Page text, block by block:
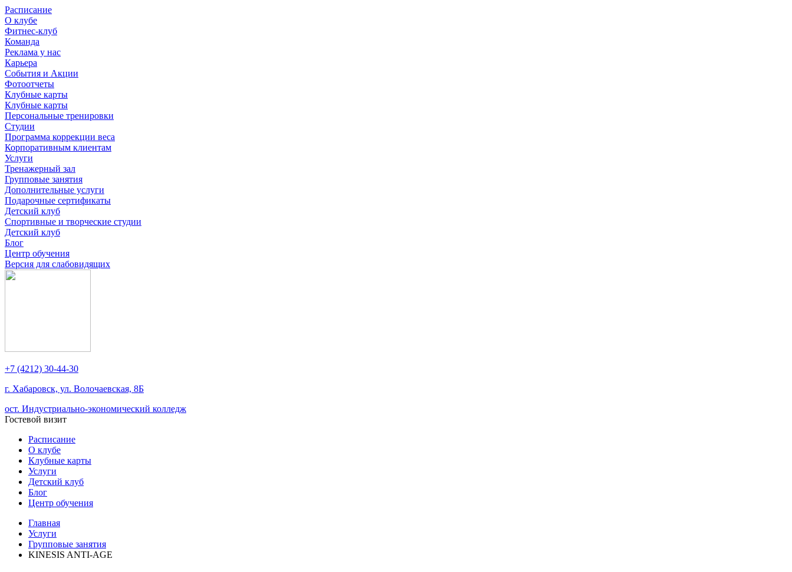
Расписание
О клубе
Фитнес-клуб
Команда
Реклама у нас
Карьера
События и Акции
Фотоотчеты
Клубные карты
Клубные карты
Персональные тренировки
Студии
Программа коррекции веса
Корпоративным клиентам
Услуги
Тренажерный зал
Групповые занятия
Дополнительные услуги
Подарочные сертификаты
Детский клуб
Спортивные и творческие студии
Детский клуб
Блог
Центр обучения
Версия для слабовидящих
+7 (4212) 30-44-30
г. Хабаровск, ул. Волочаевская, 8Б
ост. Индустриально-экономический колледж
Гостевой визит
Расписание
О клубе
Клубные карты
Услуги
Детский клуб
Блог
Центр обучения
Главная
Услуги
Групповые занятия
KINESIS ANTI-AGE